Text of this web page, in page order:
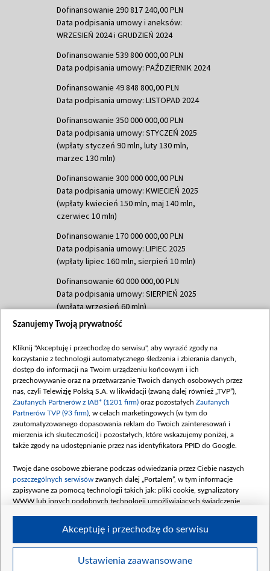
Dofinansowanie 290 817 240,00 PLN
Data podpisania umowy i aneksów:
WRZESIEŃ 2024 i GRUDZIEŃ 2024
Dofinansowanie 539 800 000,00 PLN
Data podpisania umowy: PAŹDZIERNIK 2024
Dofinansowanie 49 848 800,00 PLN
Data podpisania umowy: LISTOPAD 2024
Dofinansowanie 350 000 000,00 PLN
Data podpisania umowy: STYCZEŃ 2025
(wpłaty styczeń 90 mln, luty 130 mln,
marzec 130 mln)
Dofinansowanie 300 000 000,00 PLN
Data podpisania umowy: KWIECIEŃ 2025
(wpłaty kwiecień 150 mln, maj 140 mln,
czerwiec 10 mln)
Dofinansowanie 170 000 000,00 PLN
Data podpisania umowy: LIPIEC 2025
(wpłaty lipiec 160 mln, sierpień 10 mln)
Dofinansowanie 60 000 000,00 PLN
Data podpisania umowy: SIERPIEŃ 2025
(wpłata wrzesień 60 mln)
Dofinansowanie 635 783 051,21 PLN
(wpłata wrzesień 100 mln, październik 350
mln, listopad 265 mln)
Dofinansowanie 48 862 000,00 PLN
Data podpisania umowy: GRUDZIEŃ 2025
(wpłata grudzień 60,548 mln)
Dofinansowanie 900 000 000,00 PLN
Data podpisania umowy: LUTY 2026 (wpłata
kwiecień 180 mln, 7 maja 180 mln, 8
czerwca 90 mln)
Dofinansowanie 250 000 000,00 PLN
4 sierpnia 250 mln
Szanujemy Twoją prywatność
Kliknij "Akceptuję i przechodzę do serwisu", aby wyrazić zgody na
korzystanie z technologii automatycznego śledzenia i zbierania danych,
dostęp do informacji na Twoim urządzeniu końcowym i ich
przechowywanie oraz na przetwarzanie Twoich danych osobowych przez
nas, czyli Telewizję Polską S.A. w likwidacji (zwaną dalej również „TVP”),
Zaufanych Partnerów z IAB* (1201 firm) oraz pozostałych Zaufanych
Partnerów TVP (93 firm) , w celach marketingowych (w tym do
zautomatyzowanego dopasowania reklam do Twoich zainteresowań i
mierzenia ich skuteczności) i pozostałych, które wskazujemy poniżej, a
także zgody na udostępnianie przez nas identyfikatora PPID do Google.
Twoje dane osobowe zbierane podczas odwiedzania przez Ciebie naszych
poszczególnych serwisów zwanych dalej „Portalem”, w tym informacje
zapisywane za pomocą technologii takich jak: pliki cookie, sygnalizatory
WWW lub innych podobnych technologii umożliwiających świadczenie
Twoje dane osobowe zbierane podczas odwiedzania przez Ciebie
Ustawienia zaawansowane
Akceptuję i przechodzę do serwisu